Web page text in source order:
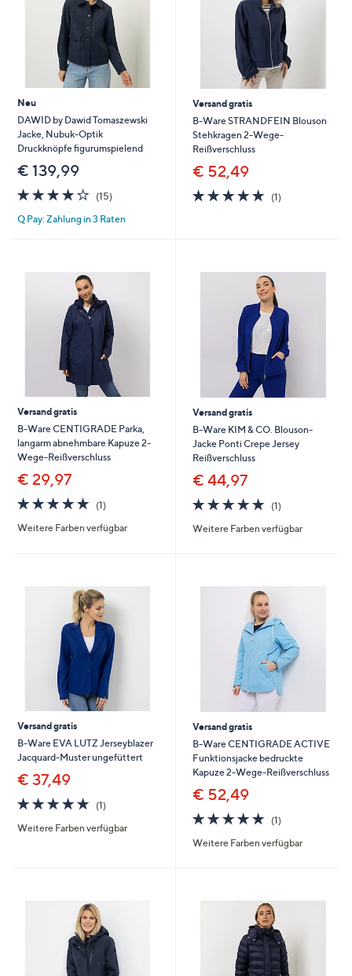
Neu
DAWID by Dawid Tomaszewski
Jacke, Nubuk-Optik
Druckknöpfe figurumspielend
€ 139,99
4.1
von
5
(15)
Q Pay: Zahlung in 3 Raten
Versand gratis
B-Ware STRANDFEIN Blouson
Stehkragen 2-Wege-
Reißverschluss
€ 52,49
5.0
von
(1)
Versand gratis
B-Ware CENTIGRADE Parka,
langarm abnehmbare Kapuze 2-
Wege-Reißverschluss
€ 29,97
5.0
von
5
(1)1
Weitere Farben verfügbar
Versand gratis
B-Ware KIM & CO. Blouson-
Jacke Ponti Crepe Jersey
Reißverschluss
€ 44,97
5.0
von
5
(1)
Weitere Farben verfügbar
Versand gratis
B-Ware EVA LUTZ Jerseyblazer
Jacquard-Muster ungefüttert
€ 37,49
5.0
von
5
(1)1
Weitere Farben verfügbar
Versand gratis
B-Ware CENTIGRADE ACTIVE
Funktionsjacke bedruckte
Kapuze 2-Wege-Reißverschluss
€ 52,49
5.0
von
5
(1)
Weitere Farben verfügbar